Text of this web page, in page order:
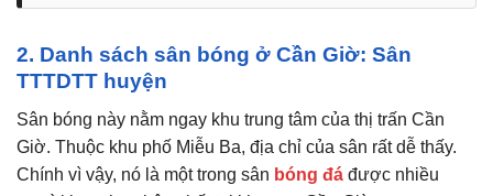
2. Danh sách sân bóng ở Cần Giờ: Sân
TTTDTT huyện
Sân bóng này nằm ngay khu trung tâm của thị trấn Cần
Giờ. Thuộc khu phố Miễu Ba, địa chỉ của sân rất dễ thấy.
Chính vì vậy, nó là một trong sân bóng đá được nhiều